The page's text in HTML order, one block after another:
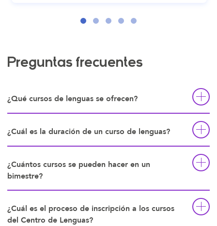
Preguntas frecuentes
¿Qué cursos de lenguas se ofrecen?
¿Cuál es la duración de un curso de lenguas?
¿Cuántos cursos se pueden hacer en un
bimestre?
¿Cuál es el proceso de inscripción a los cursos
del Centro de Lenguas?